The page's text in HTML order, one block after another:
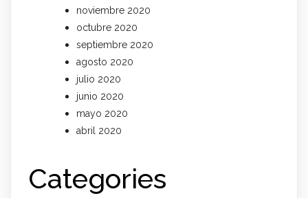
noviembre 2020
octubre 2020
septiembre 2020
agosto 2020
julio 2020
junio 2020
mayo 2020
abril 2020
Categories